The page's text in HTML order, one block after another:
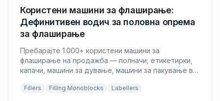
Користени машини за флаширање:
Дефинитивен водич за половна опрема
за флаширање
Пребарајте 1.000+ користени машини за
флаширање на продажба — полначи, етикетирки,
капачи, машини за дување, машини за пакување во
производители. Стручна инспекција и испорака низ
Fillers Filling Monoblocks Labellers